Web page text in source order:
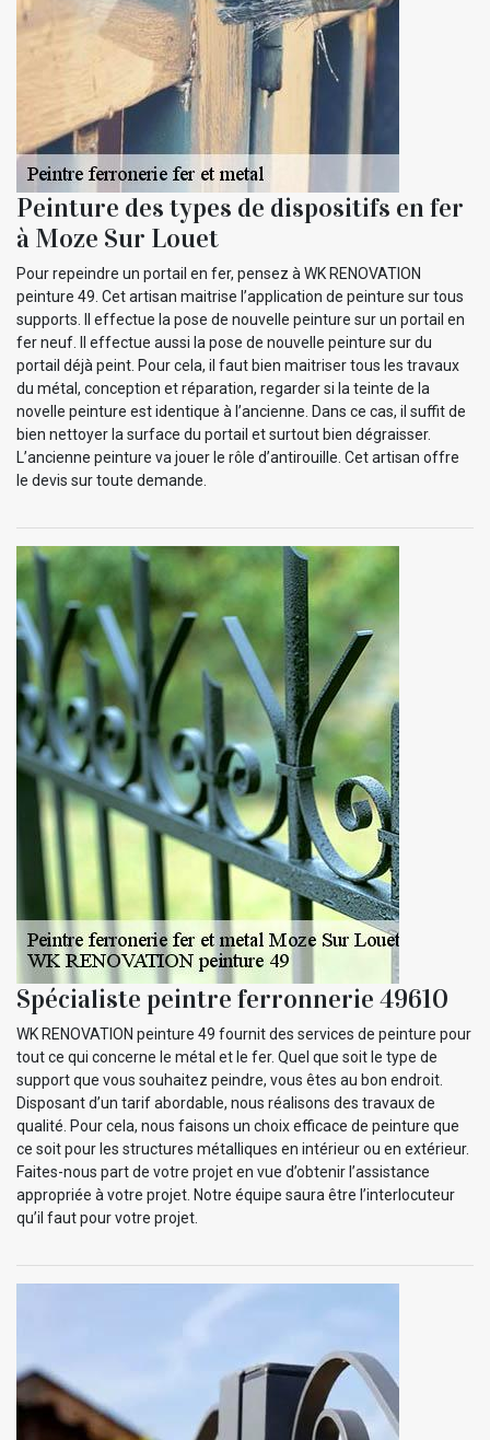
Peinture des types de dispositifs en fer
à Moze Sur Louet
Pour repeindre un portail en fer, pensez à WK RENOVATION
peinture 49. Cet artisan maitrise l’application de peinture sur tous
supports. Il effectue la pose de nouvelle peinture sur un portail en
fer neuf. Il effectue aussi la pose de nouvelle peinture sur du
portail déjà peint. Pour cela, il faut bien maitriser tous les travaux
du métal, conception et réparation, regarder si la teinte de la
novelle peinture est identique à l’ancienne. Dans ce cas, il suffit de
bien nettoyer la surface du portail et surtout bien dégraisser.
L’ancienne peinture va jouer le rôle d’antirouille. Cet artisan offre
le devis sur toute demande.
Spécialiste peintre ferronnerie 49610
WK RENOVATION peinture 49 fournit des services de peinture pour
tout ce qui concerne le métal et le fer. Quel que soit le type de
support que vous souhaitez peindre, vous êtes au bon endroit.
Disposant d’un tarif abordable, nous réalisons des travaux de
qualité. Pour cela, nous faisons un choix efficace de peinture que
ce soit pour les structures métalliques en intérieur ou en extérieur.
Faites-nous part de votre projet en vue d’obtenir l’assistance
appropriée à votre projet. Notre équipe saura être l’interlocuteur
qu’il faut pour votre projet.